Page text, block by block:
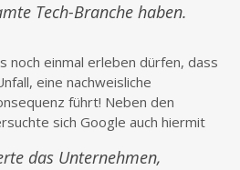
Tech-Branche haben.
noch einmal erleben dürfen, dass
eine nachweisliche
führt! Neben den
sich Google auch hiermit
das Unternehmen,